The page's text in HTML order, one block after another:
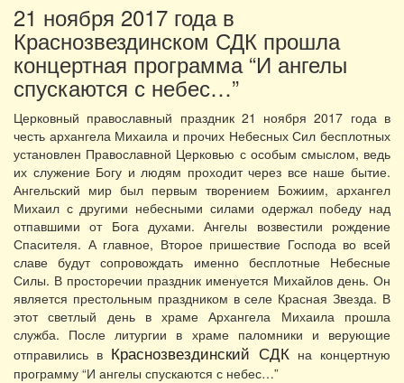
21 ноября 2017 года в
Краснозвездинском СДК прошла
концертная программа “И ангелы
спускаются с небес…”
Церковный православный праздник 21 ноября 2017 года в
честь архангела Михаила и прочих Небесных Сил бесплотных
установлен Православной Церковью с особым смыслом, ведь
их служение Богу и людям проходит через все наше бытие.
Ангельский мир был первым творением Божиим, архангел
Михаил с другими небесными силами одержал победу над
отпавшими от Бога духами. Ангелы возвестили рождение
Спасителя. А главное, Второе пришествие Господа во всей
славе будут сопровождать именно бесплотные Небесные
Силы. В просторечии праздник именуется Михайлов день. Он
является престольным праздником в селе Красная Звезда. В
этот светлый день в храме Архангела Михаила прошла
служба. После литургии в храме паломники и верующие
отправились в Краснозвездинский СДК на концертную
программу “И ангелы спускаются с небес…”